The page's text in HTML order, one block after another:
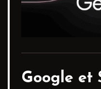
Google et